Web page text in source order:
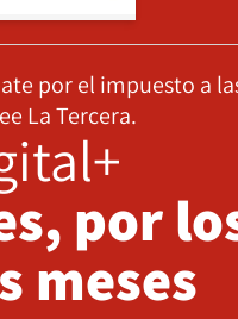
por el impuesto a
La Tercera.
por
meses